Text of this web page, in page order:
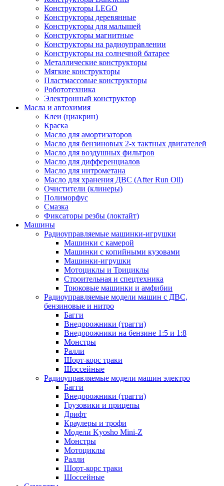
Конструкторы LEGO
Конструкторы деревянные
Конструкторы для малышей
Конструкторы магнитные
Конструкторы на радиоуправлении
Конструкторы на солнечной батарее
Металлические конструкторы
Мягкие конструкторы
Пластмассовые конструкторы
Робототехника
Электронный конструктор
Масла и автохимия
Клеи (циакрин)
Краска
Масло для амортизаторов
Масло для бензиновых 2-х тактных двигателей
Масло для воздушных фильтров
Масло для дифференциалов
Масло для нитрометана
Масло для хранения ДВС (After Run Oil)
Очистители (клинеры)
Полиморфус
Смазка
Фиксаторы резбы (локтайт)
Машины
Радиоуправляемые машинки-игрушки
Машинки с камерой
Машинки с копийными кузовами
Машинки-игрушки
Мотоциклы и Трициклы
Строительная и спецтехника
Трюковые машинки и амфибии
Радиоуправляемые модели машин с ДВС,
бензиновые и нитро
Багги
Внедорожники (трагги)
Внедорожники на бензине 1:5 и 1:8
Монстры
Ралли
Шорт-корс траки
Шоссейные
Радиоуправляемые модели машин электро
Багги
Внедорожники (трагги)
Грузовики и прицепы
Дрифт
Краулеры и трофи
Модели Kyosho Mini-Z
Монстры
Мотоциклы
Ралли
Шорт-корс траки
Шоссейные